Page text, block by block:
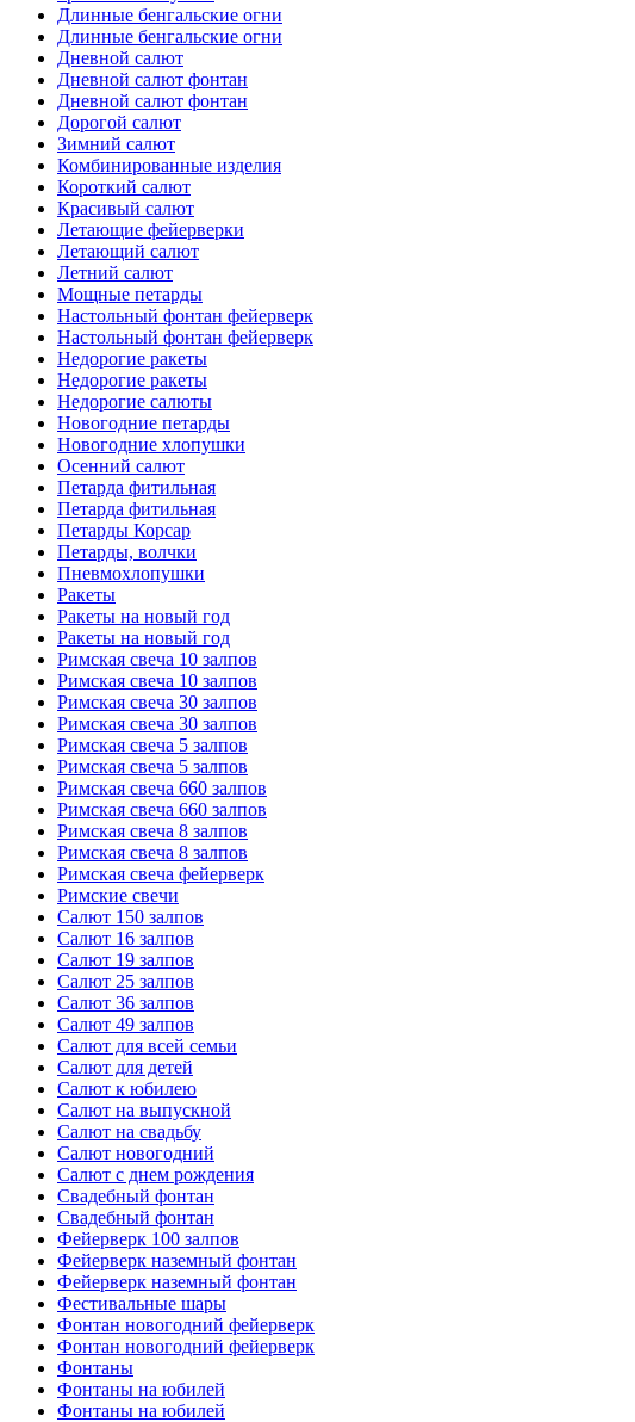
Длинные бенгальские огни
Длинные бенгальские огни
Дневной салют
Дневной салют фонтан
Дневной салют фонтан
Дорогой салют
Зимний салют
Комбинированные изделия
Короткий салют
Красивый салют
Летающие фейерверки
Летающий салют
Летний салют
Мощные петарды
Настольный фонтан фейерверк
Настольный фонтан фейерверк
Недорогие ракеты
Недорогие ракеты
Недорогие салюты
Новогодние петарды
Новогодние хлопушки
Осенний салют
Петарда фитильная
Петарда фитильная
Петарды Корсар
Петарды, волчки
Пневмохлопушки
Ракеты
Ракеты на новый год
Ракеты на новый год
Римская свеча 10 залпов
Римская свеча 10 залпов
Римская свеча 30 залпов
Римская свеча 30 залпов
Римская свеча 5 залпов
Римская свеча 5 залпов
Римская свеча 660 залпов
Римская свеча 660 залпов
Римская свеча 8 залпов
Римская свеча 8 залпов
Римская свеча фейерверк
Римские свечи
Салют 150 залпов
Салют 16 залпов
Салют 19 залпов
Салют 25 залпов
Салют 36 залпов
Салют 49 залпов
Салют для всей семьи
Салют для детей
Салют к юбилею
Салют на выпускной
Салют на свадьбу
Салют новогодний
Салют с днем рождения
Свадебный фонтан
Свадебный фонтан
Фейерверк 100 залпов
Фейерверк наземный фонтан
Фейерверк наземный фонтан
Фестивальные шары
Фонтан новогодний фейерверк
Фонтан новогодний фейерверк
Фонтаны
Фонтаны на юбилей
Фонтаны на юбилей